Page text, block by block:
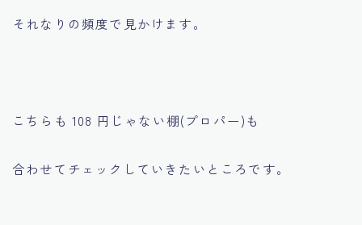
それなりの頻度で見かけます。
こちらも 108 円じゃない棚(プロパー)も
合わせてチェックしていきたいところです。